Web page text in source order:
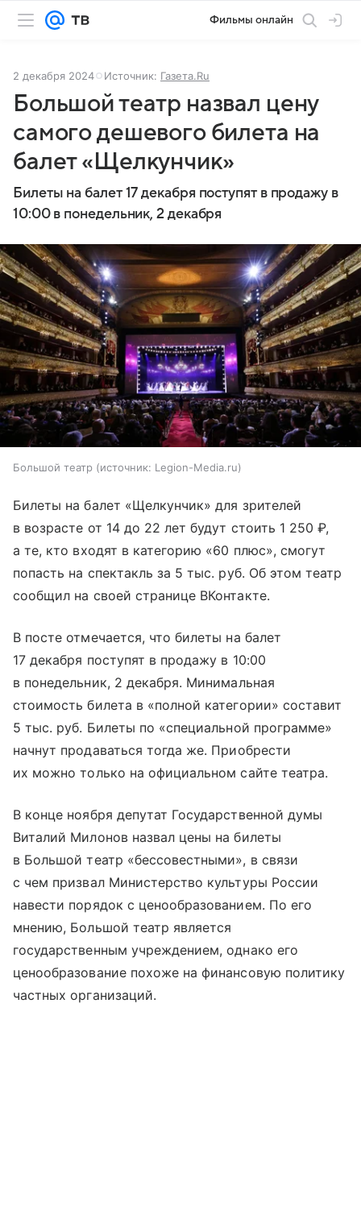
Фильмы онлайн
2 декабря 2024 Источник: Газета.Ru
Большой театр назвал цену
самого дешевого билета на
балет «Щелкунчик»
Билеты на балет 17 декабря поступят в продажу в
10:00 в понедельник, 2 декабря
Большой театр источник: Legion-Media.ru
Билеты на балет «Щелкунчик» для зрителей
в возрасте от 14 до 22 лет будут стоить 1 250 ₽,
а те, кто входят в категорию «60 плюс», смогут
попасть на спектакль за 5 тыс. руб. Об этом театр
сообщил на своей странице ВКонтакте.
В посте отмечается, что билеты на балет
17 декабря поступят в продажу в 10:00
в понедельник, 2 декабря. Минимальная
стоимость билета в «полной категории» составит
5 тыс. руб. Билеты по «специальной программе»
начнут продаваться тогда же. Приобрести
их можно только на официальном сайте театра.
В конце ноября депутат Государственной думы
Виталий Милонов назвал цены на билеты
в Большой театр «бессовестными», в связи
с чем призвал Министерство культуры России
навести порядок с ценообразованием. По его
мнению, Большой театр является
государственным учреждением, однако его
ценообразование похоже на финансовую политику
частных организаций.